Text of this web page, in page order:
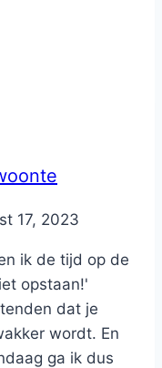
17, 2023
ik de tijd op de
opstaan!'
dat je
wordt. En
ga ik dus